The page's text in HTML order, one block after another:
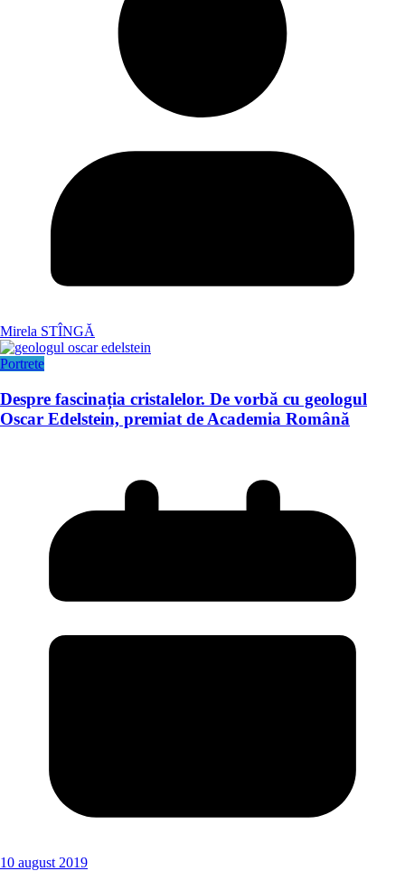
Mirela STÎNGĂ
Portrete
Despre fascinația cristalelor. De vorbă cu geologul
Oscar Edelstein, premiat de Academia Română
10 august 2019